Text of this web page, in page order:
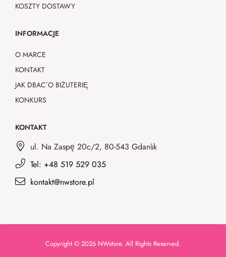
KOSZTY DOSTAWY
INFORMACJE
O MARCE
KONTAKT
JAK DBAĆ O BIŻUTERIĘ
KONKURS
KONTAKT
ul. Na Zaspę 20c/2, 80-543 Gdańsk
Tel: +48 519 529 035
kontakt@nwstore.pl
Copyright © 2026 NWstore. All Rights Reserved.